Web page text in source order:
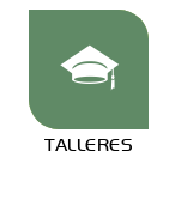
TALLERES